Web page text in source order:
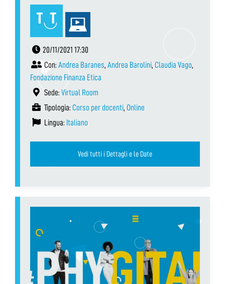
20/11/2021 17:30
Con: Andrea Baranes, Andrea Barolini, Claudia Vago,
Fondazione Finanza Etica
Sede: Virtual Room
Tipologia: Corso per docenti, Online
Lingua: Italiano
Vedi tutti i Dettagli e le Date